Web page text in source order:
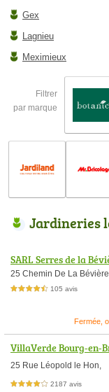
Gex
Lagnieu
Meximieux
Filtrer
par marque
Jardineries
SARL Serres de la
25 Chemin De La Bévière,
4,5 étoiles sur 5 105 avis
Fermée,
VillaVerde Bourg-en-
25 Rue Léopold le Hon,
4,0 étoiles sur 5 2187 avis